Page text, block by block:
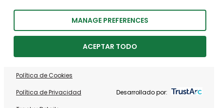
MANAGE PREFERENCES
ACEPTAR TODO
Política de Cookies
Política de Privacidad Desarrollado por: